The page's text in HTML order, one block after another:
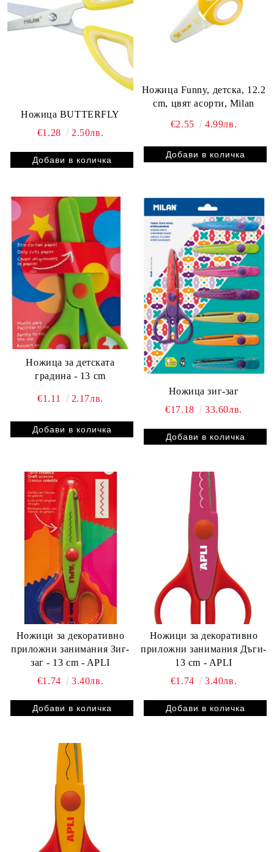
Ножица BUTTERFLY
€1.28
2.50лв.
Ножица Funny, детска, 12.2
cm, цвят асорти, Milan
€2.55 4.99лв.
Ножица за детската
градина - 13 cm
€1.11 2.17лв.
Ножица зиг-заг
€17.18
33.60лв.
Ножици за декоративно
приложни занимания Зиг-
заг - 13 cm - APLI
€1.74
3.40лв.
Ножици за декоративно
приложни занимания Дъги-
13 cm - APLI
€1.74
3.40лв.